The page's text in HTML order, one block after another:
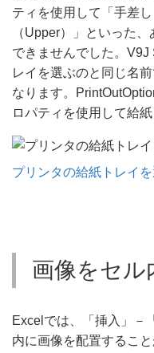
ティを使用して「手差
（Upper）」といった
できませんでした。V9J
レイを選ぶのと同じ名
なります。
ロパティを使用して給
プリンタの給紙トレイ
画像をセル
Excelでは、「挿入」－
内に画像を配置するこ